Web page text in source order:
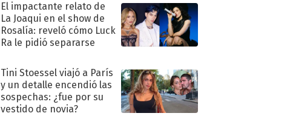
El impactante relato de
La Joaqui en el show de
Rosalía: reveló cómo Luck
Ra le pidió separarse
Tini Stoessel viajó a París
y un detalle encendió las
sospechas: ¿fue por su
vestido de novia?